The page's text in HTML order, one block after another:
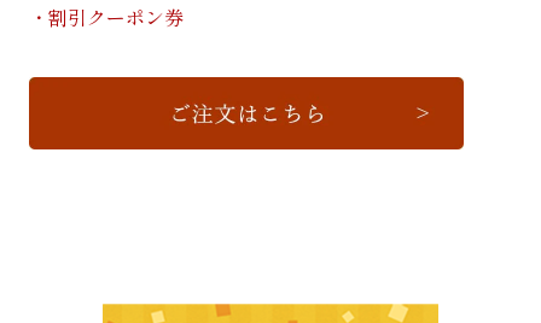
・割引クーポン券